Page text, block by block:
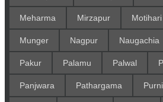
Meharma Mirzapur Motihari
Munger Nagpur Naugachia
Pakur Palamu Palwal
Panjwara Pathargama